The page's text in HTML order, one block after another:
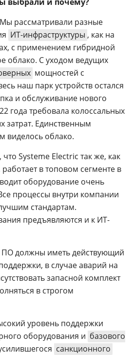
Мы рассматривали разные
ИТ-инфраструктуры , как на
с применением гибридной
облако. С уходом ведущих
мощностей с
наш парк устройств остался
и обслуживание нового
года требовала колоссальных
затрат. Единственным
виделось облако.
Systeme Electric так же, как
работает в топовом сегменте в
оборудование очень
процессы внутри компании
стандартам.
предъявляются и к ИТ-
должны иметь действующий
в случае аварий на
запасной комплект
в строгом
уровень поддержки
оборудования и базового
санкционного